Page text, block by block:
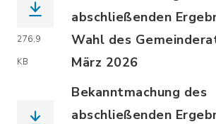
276,9
KB
abschließenden
Wahl des
März 2026
(Dateiname:
Bekanntmachung des
abschließenden